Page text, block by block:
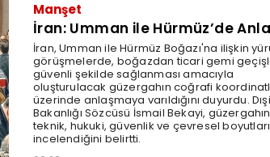
Manşet
İran: Umman ile Hürmüz’de
İran, Umman ile Hürmüz Boğazı'na ilişkin
görüşmelerde, boğazdan ticari gemi
güvenli şekilde sağlanması amacıyla
oluşturulacak güzergahın coğrafi
üzerinde anlaşmaya varıldığını duyurdu.
Bakanlığı Sözcüsü İsmail Bekayi, güzergahın
teknik, hukuki, güvenlik ve çevresel
incelendiğini belirtti.